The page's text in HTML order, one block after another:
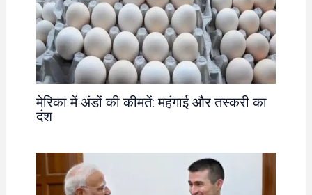
मेरिका में अंडों की कीमतें: महंगाई और तस्करी का
दंश